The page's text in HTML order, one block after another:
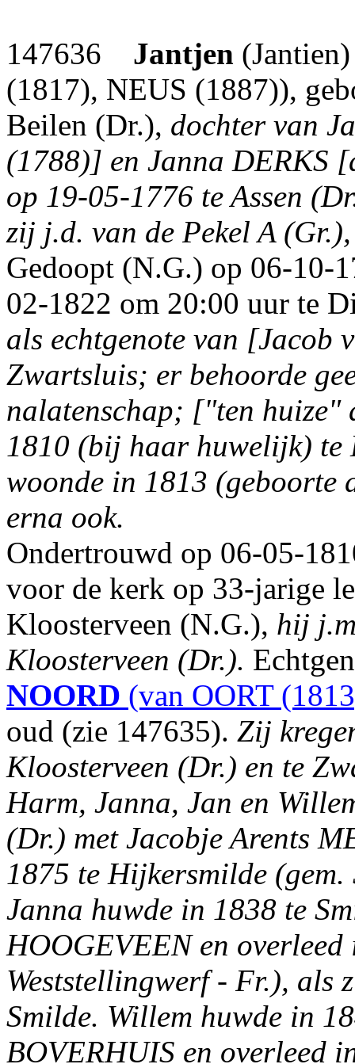
147636 Jantjen
(1817), NEUS (1887)),
Beilen (Dr.), dochter van
(1788)] en Janna DERKS
op 19-05-1776 te Assen
zij j.d. van de Pekel A
Gedoopt (N.G.) op 06-10-
02-1822 om 20:00 uur te
als echtgenote van [Jacob
Zwartsluis; er behoorde
nalatenschap; ["ten huize"
1810 (bij haar huwelijk) te
woonde in 1813 (geboorte
erna ook.
Ondertrouwd op 06-05-
voor de kerk op 33-jarige
Kloosterveen (N.G.), hij
Kloosterveen (Dr.).
NOORD (van OORT
oud (zie 147635). Zij
Kloosterveen (Dr.) en te
Harm, Janna, Jan en
(Dr.) met Jacobje Arents
1875 te Hijkersmilde
Janna huwde in 1838 te
HOOGEVEEN en
Weststellingwerf - Fr.), als
Smilde. Willem huwde in
BOVERHUIS en overleed